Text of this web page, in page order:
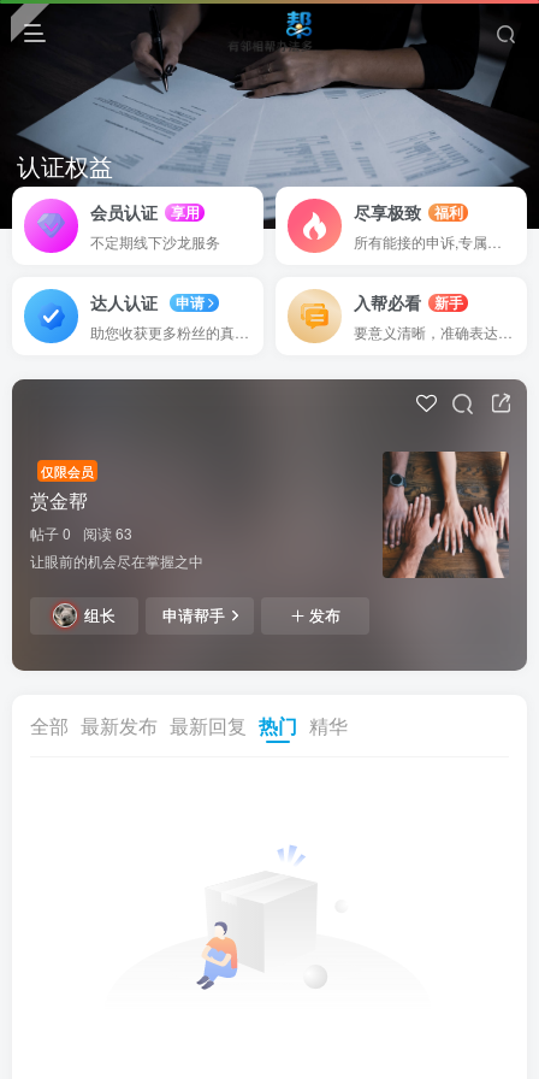
认证权益
我们对有为的作者提供更多的收益支持
会员认证
享用
不定期线下沙龙服务
尽享极致
福利
达人认证
申请
入帮必看
新手
仅限会员
赏金帮
帖子 0
阅读 63
让眼前的机会尽在掌握之中
组长 申请帮手 发布
全部 最新发布 最新回复 热门 精华